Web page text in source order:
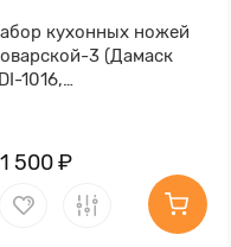
кухонных ножей
3 (Дамаск
1016,
500 ₽